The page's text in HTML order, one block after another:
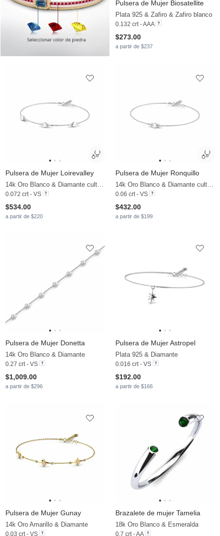
Pulsera de Mujer Biosatellite
Plata 925 & Zafiro & Zafiro blanco
0.132 crt - AAA
$273.00
a partir de $237
Pulsera de Mujer Loirevalley
14k Oro Blanco & Diamante cultivado en laboratorio & Perla blanca
0.072 crt - VS
$534.00
a partir de $220
Pulsera de Mujer Ronquillo
14k Oro Blanco & Diamante cultivado en laboratorio & Perla blanca
0.06 crt - VS
$432.00
a partir de $199
Pulsera de Mujer Donetta
14k Oro Blanco & Diamante
0.27 crt - VS
$1,009.00
a partir de $296
Pulsera de Mujer Astropel
Plata 925 & Diamante
0.016 crt - VS
$192.00
a partir de $166
Pulsera de Mujer Gunay
14k Oro Amarillo & Diamante
0.03 crt - VS
Brazalete de mujer Tamelia
18k Oro Blanco & Esmeralda
0.7 crt - AA